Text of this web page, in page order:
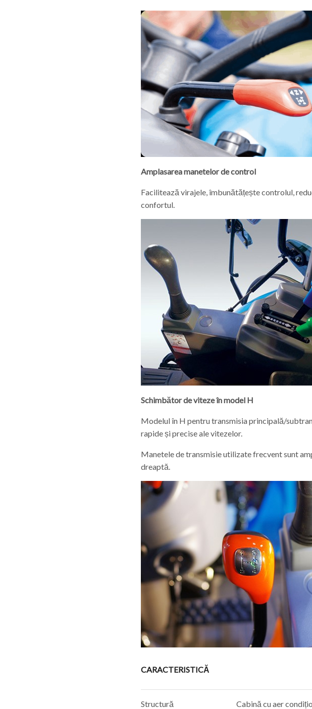
Amplasarea manetelor de control
Facilitează virajele, îmbunătățește controlul,
confortul.
Schimbător de viteze în model H
Modelul în H pentru transmisia principală/
rapide și precise ale vitezelor.
Manetele de transmisie utilizate frecvent sunt
dreaptă.
CARACTERISTICĂ
Structură Cabină cu aer